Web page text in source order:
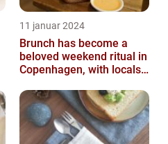
11 januar 2024
Brunch has become a
beloved weekend ritual in
Copenhagen, with locals
to...